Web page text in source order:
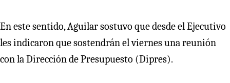
En este sentido, Aguilar sostuvo que desde el Ejecutivo
les indicaron que sostendrán el viernes una reunión
con la Dirección de Presupuesto (Dipres).